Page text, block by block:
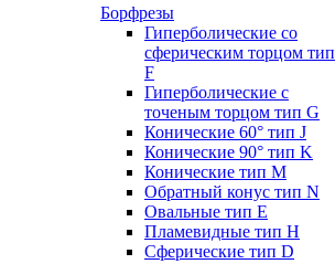
Борфрезы
Гиперболические cо
сферическим торцом тип
F
Гиперболические с
точеным торцом тип G
Конические 60° тип J
Конические 90° тип K
Конические тип M
Обратный конус тип N
Овальные тип E
Пламевидные тип H
Сферические тип D